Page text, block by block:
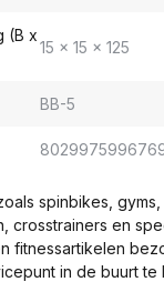
(B x
15 x 15 x 125
BB-5
spinbikes,
crosstrainers en
fitnessartikelen
in de buurt te